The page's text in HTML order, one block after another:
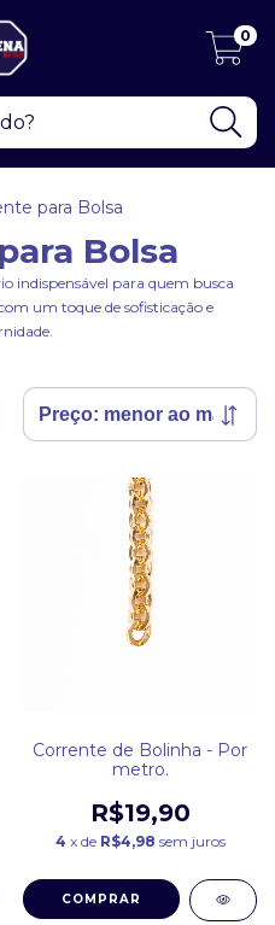
0
para Bolsa
Bolsa
indispensável para quem busca
um toque de sofisticação e
Corrente de Bolinha - Por
metro.
R$19,90
4 x de R$4,98 sem juros
COMPRAR